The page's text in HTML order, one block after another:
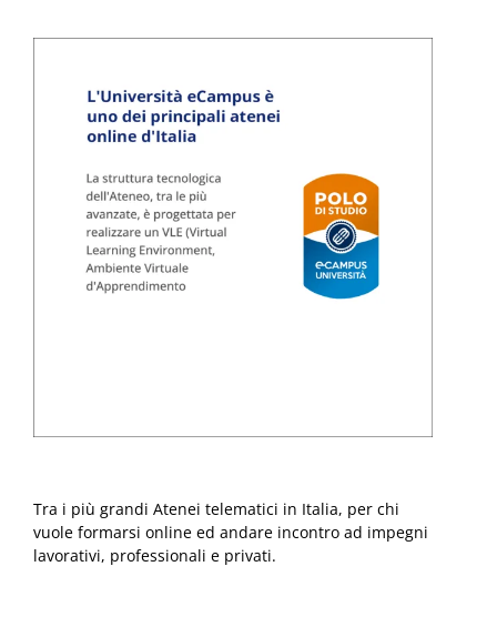
Tra i più grandi Atenei telematici in Italia, per chi
vuole formarsi online ed andare incontro ad impegni
lavorativi, professionali e privati.